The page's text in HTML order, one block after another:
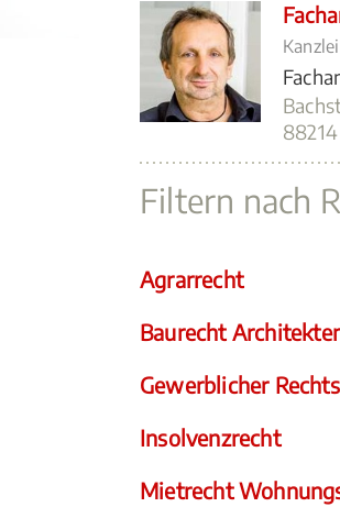
Filtern nach
Agrarrecht
Baurecht
Gewerblicher
Insolvenzrecht
Mietrecht